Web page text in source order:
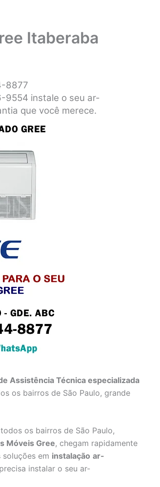
Itaberaba
8877
9554 instale o seu ar-
que você merece.
Assistência Técnica especializada
os bairros de São Paulo, grande
os bairros de São Paulo,
Móveis Gree, chegam rapidamente
soluções em instalação ar-
instalar o seu ar-